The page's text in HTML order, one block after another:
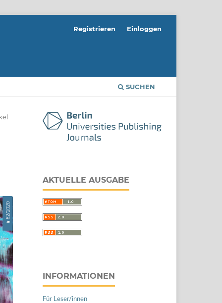
SUCHEN
Registrieren Einloggen
AKTUELLE AUSGABE
INFORMATIONEN
Für Leser/innen